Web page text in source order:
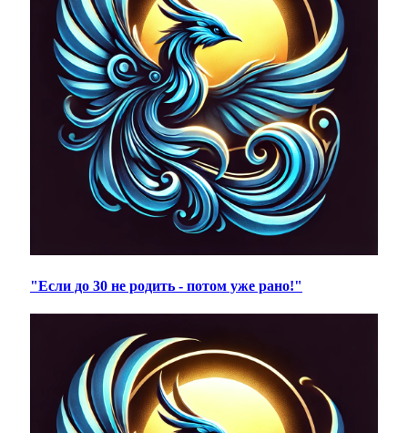
"Если до 30 не родить - потом уже рано!"